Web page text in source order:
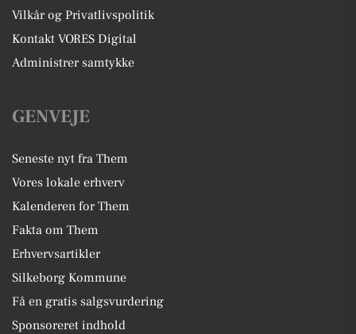
Vilkår og Privatlivspolitik
Kontakt VORES Digital
Administrer samtykke
GENVEJE
Seneste nyt fra Them
Vores lokale erhverv
Kalenderen for Them
Fakta om Them
Erhvervsartikler
Silkeborg Kommune
Få en gratis salgsvurdering
Sponsoreret indhold